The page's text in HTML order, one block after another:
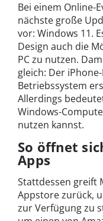
Bei einem Online-
nächste große
vor: Windows 11.
Design auch die
PC zu nutzen.
gleich: Der
Betriebssystem
Allerdings
Windows-
nutzen kannst.
So öffnet
Apps
Stattdessen greift
Appstore zurück,
zur Verfügung zu